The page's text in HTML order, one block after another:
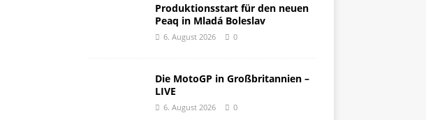
Produktionsstart für den neuen
Peaq in Mladá Boleslav
6. August 2026 0
Die MotoGP in Großbritannien –
LIVE
6. August 2026 0